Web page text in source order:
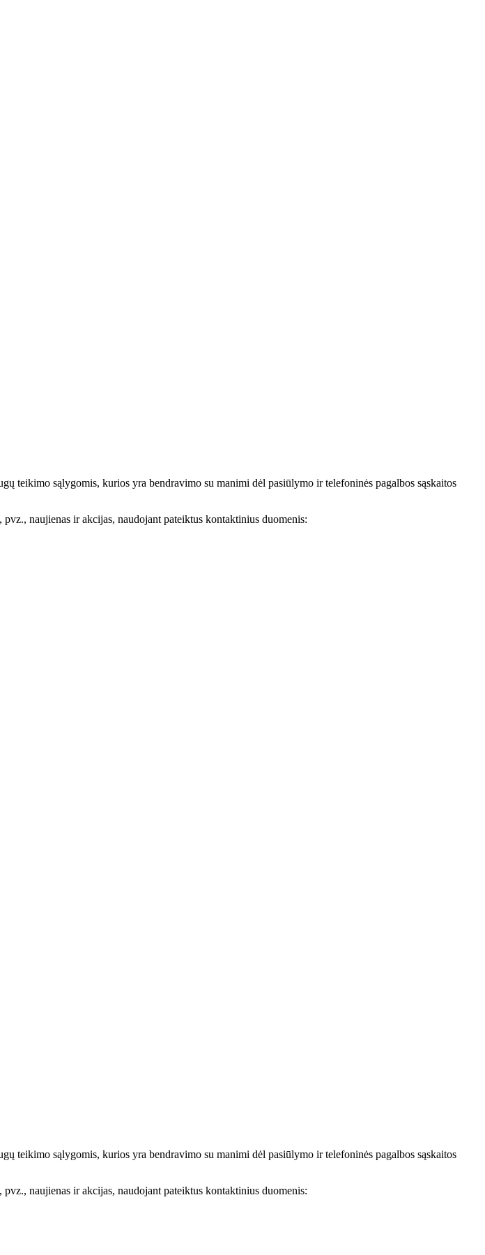
teikimo sąlygomis, kurios yra bendravimo su manimi dėl pasiūlymo ir telefoninės pagalbos sąskaitos
naujienas ir akcijas, naudojant pateiktus kontaktinius duomenis:
teikimo sąlygomis, kurios yra bendravimo su manimi dėl pasiūlymo ir telefoninės pagalbos sąskaitos
naujienas ir akcijas, naudojant pateiktus kontaktinius duomenis: